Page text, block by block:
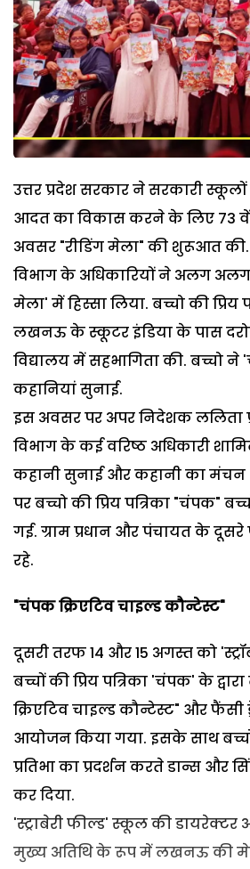
उत्तर प्रदेश सरकार ने सरकारी
आदत का विकास करने के लिए 73 वें
अवसर "रीडिंग मेला" की शुरूआत की.
विभाग के अधिकारियों ने अलग
मेला' में हिस्सा लिया. बच्चो की
लखनऊ के स्कूटर इंडिया के पास
विद्यालय में सहभागिता की. बच्चो
कहानियां सुनाई.
इस अवसर पर अपर निदेशक ललिता
विभाग के कई वरिष्ठ अधिकारी
कहानी सुनाई और कहानी का मंचन
पर बच्चो की प्रिय पत्रिका "चंपक"
गई. ग्राम प्रधान और पंचायत के दूसरे
रहे.
"चंपक क्रिएटिव चाइल्ड कौन्टेस्ट"
दूसरी तरफ 14 और 15 अगस्त को
बच्चों की प्रिय पत्रिका 'चंपक' के
क्रिएटिव चाइल्ड कौन्टेस्ट" और फैंसी
आयोजन किया गया. इसके साथ
प्रतिभा का प्रदर्शन करते डान्स और
कर दिया.
'स्ट्राबेरी फील्ड' स्कूल की
मुख्य अतिथि के रूप में लखनऊ की